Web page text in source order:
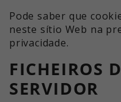
Pode saber que
neste sítio Web na
privacidade.
FICHEIROS
SERVIDOR